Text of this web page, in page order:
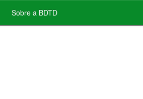
Sobre a BDTD